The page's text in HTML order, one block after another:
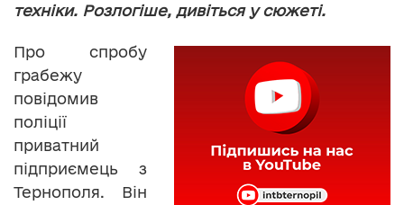
техніки. Розлогіше, дивіться у сюжеті.
Про спробу
грабежу
повідомив
поліції
приватний
підприємець з
Тернополя. Він